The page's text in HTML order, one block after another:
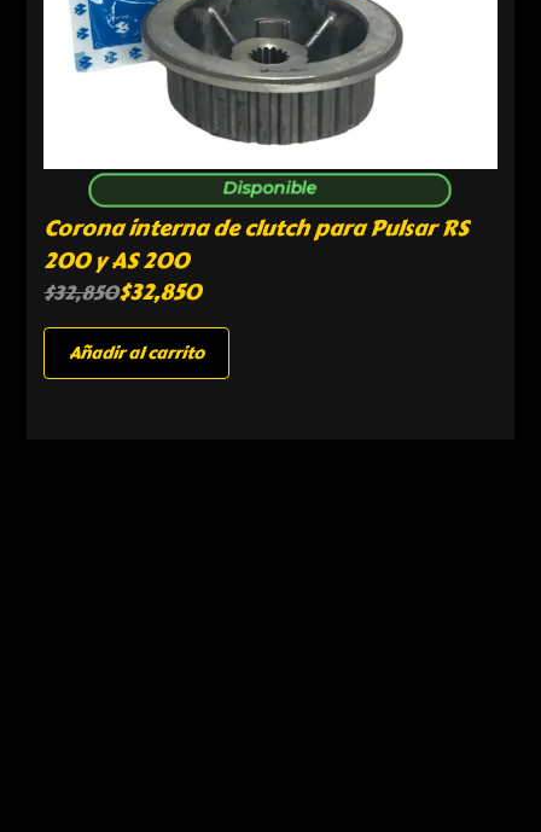
Disponible
Corona interna de clutch para Pulsar RS
200 y AS 200
$32,850$32,850
Añadir al carrito